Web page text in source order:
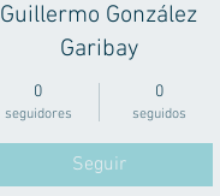
Guillermo González
Garibay
0
seguidores
0
seguidos
Seguir